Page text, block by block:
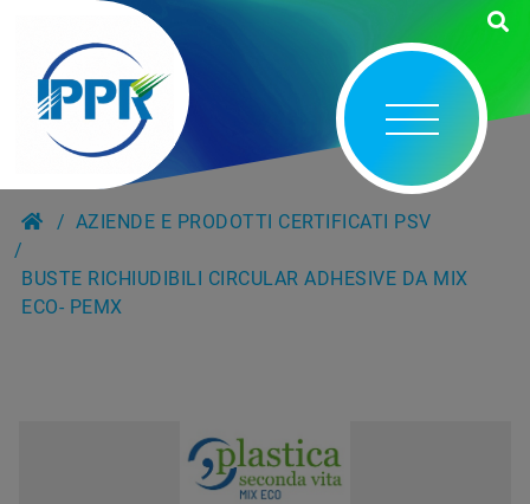
AZIENDE E PRODOTTI CERTIFICATI PSV
BUSTE RICHIUDIBILI CIRCULAR ADHESIVE DA MIX
ECO- PEMX